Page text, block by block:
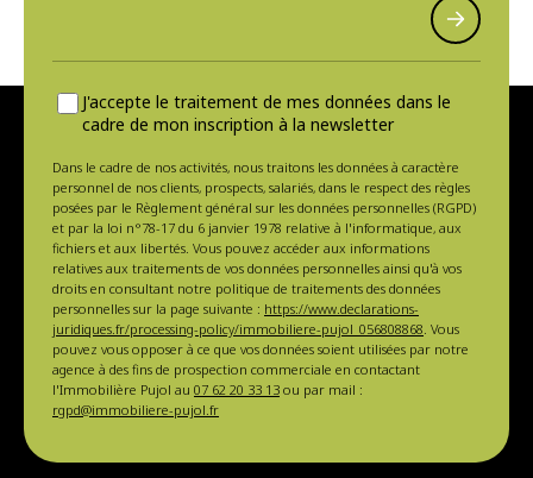
J'accepte le traitement de mes données dans le
cadre de mon inscription à la newsletter
Dans le cadre de nos activités, nous traitons les données à caractère
personnel de nos clients, prospects, salariés, dans le respect des règles
posées par le Règlement général sur les données personnelles (RGPD)
et par la loi n°78-17 du 6 janvier 1978 relative à l'informatique, aux
fichiers et aux libertés. Vous pouvez accéder aux informations
relatives aux traitements de vos données personnelles ainsi qu'à vos
droits en consultant notre politique de traitements des données
personnelles sur la page suivante : https://www.declarations-
juridiques.fr/processing-policy/immobiliere-pujol_056808868. Vous
pouvez vous opposer à ce que vos données soient utilisées par notre
agence à des fins de prospection commerciale en contactant
l'Immobilière Pujol au 07 62 20 33 13 ou par mail :
rgpd@immobiliere-pujol.fr